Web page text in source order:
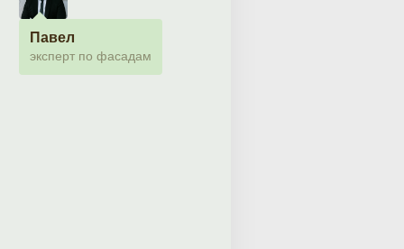
Павел
эксперт по фасадам